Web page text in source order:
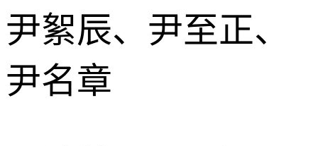
尹絮辰、尹至正、
尹名章